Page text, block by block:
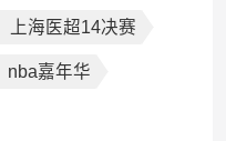
上海医超14决赛
nba嘉年华